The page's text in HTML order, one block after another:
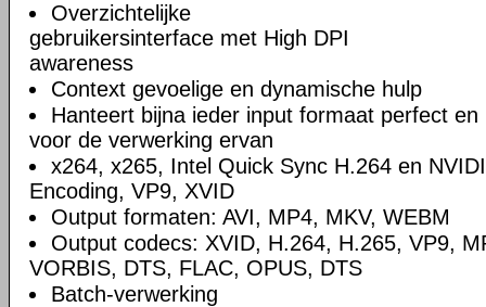
Overzichtelijke
gebruikersinterface met High DPI
awareness
Context gevoelige en dynamische hulp
Hanteert bijna ieder input formaat perfect
voor de verwerking ervan
x264, x265, Intel Quick Sync H.264 en
Encoding, VP9, XVID
Output formaten: AVI, MP4, MKV, WEBM
Output codecs: XVID, H.264, H.265, VP9,
VORBIS, DTS, FLAC, OPUS, DTS
Batch-verwerking